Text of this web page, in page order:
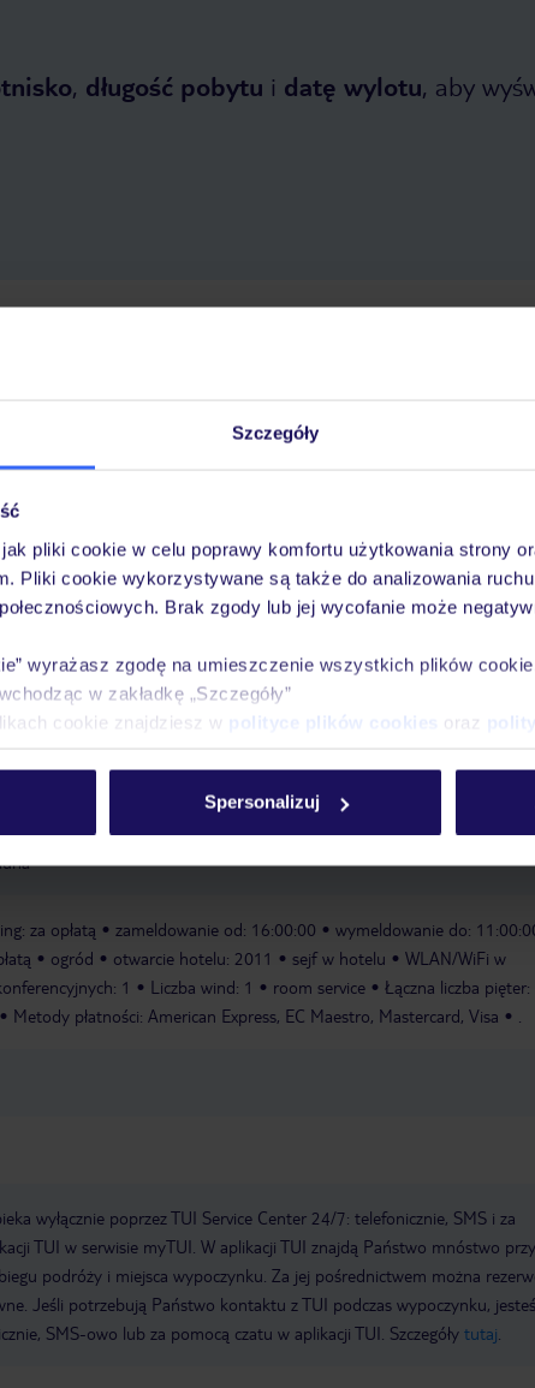
Szczegóły
pliki cookie w celu poprawy komfortu użytkowania strony
Pliki cookie wykorzystywane są także do analizowania
Brak zgody lub jej wycofanie może
wyrażasz zgodę na umieszczenie wszystkich plików
w zakładkę „Szczegóły”
cookie znajdziesz w polityce plików cookies oraz
Spersonalizuj
, długość pobytu i datę wylotu, aby
się piękną pogodą na tarasie. Oprócz jazdy na rowerze/kolarstwa
również zabiegi masażu za opłatą.
Sala fitness
Masaże: za
za opłatą zameldowanie od: 16:00:00 wymeldowanie do:
ogród otwarcie hotelu: 2011 sejf w hotelu
WLAN/WiFi w
1 Liczba wind: 1 room service
Łączna liczba pięter:
Metody płatności: American Express, EC Maestro, Mastercard, Visa
wyłącznie poprzez TUI Service Center 24/7: telefonicznie, SMS i za
TUI w serwisie myTUI. W aplikacji TUI znajdą Państwo mnóstwo
podróży i miejsca wypoczynku. Za jej pośrednictwem można
Jeśli potrzebują Państwo kontaktu z TUI podczas wypoczynku,
SMS-owo lub za pomocą czatu w aplikacji TUI. Szczegóły tutaj